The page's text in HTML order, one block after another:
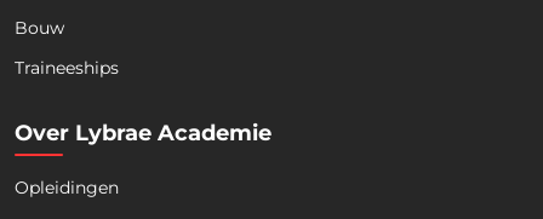
Bouw
Traineeships
Over Lybrae Academie
Opleidingen